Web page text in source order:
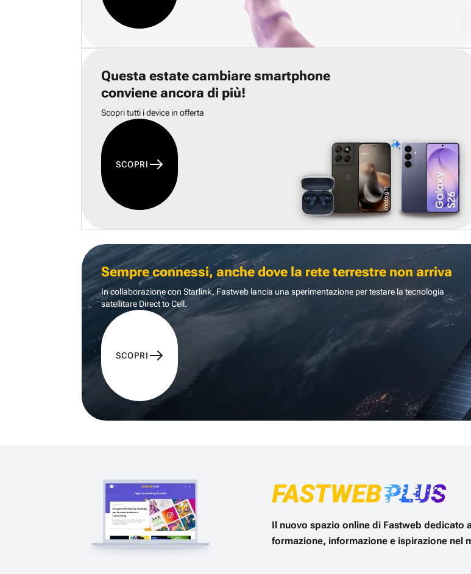
Questa estate cambiare smartphone
conviene ancora di più!
Scopri tutti i device in offerta
SCOPRI
Sempre connessi, anche dove la rete terrestre non arriva
In collaborazione con Starlink, Fastweb lancia una sperimentazione per testare la tecnologia
satellitare Direct to Cell.
SCOPRI
Il nuovo spazio online di Fastweb dedicato
formazione, informazione e ispirazione nel